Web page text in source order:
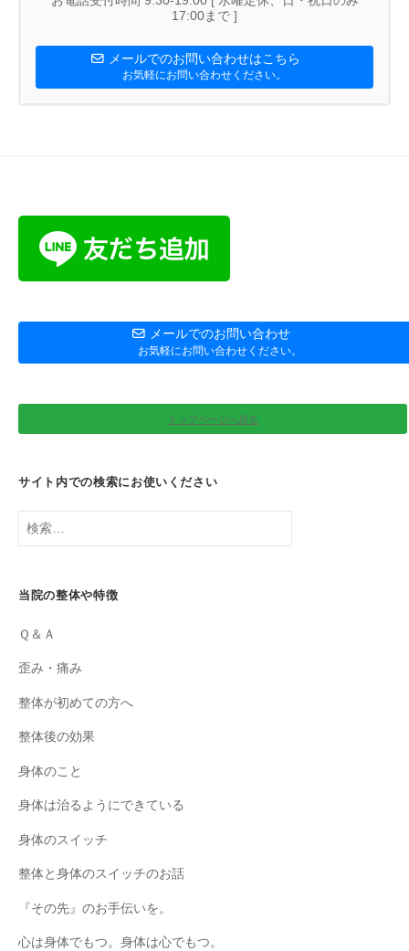
17:00まで ]
メールでのお問い合わせはこちら
お気軽にお問い合わせください。
メールでのお問い合わせ
お気軽にお問い合わせください。
トップページへ戻る
サイト内での検索にお使いください
検
索:
当院の整体や特徴
Ｑ＆Ａ
歪み・痛み
整体が初めての方へ
整体後の効果
身体のこと
身体は治るようにできている
身体のスイッチ
整体と身体のスイッチのお話
『その先』のお手伝いを。
心は身体でもつ。身体は心でもつ。